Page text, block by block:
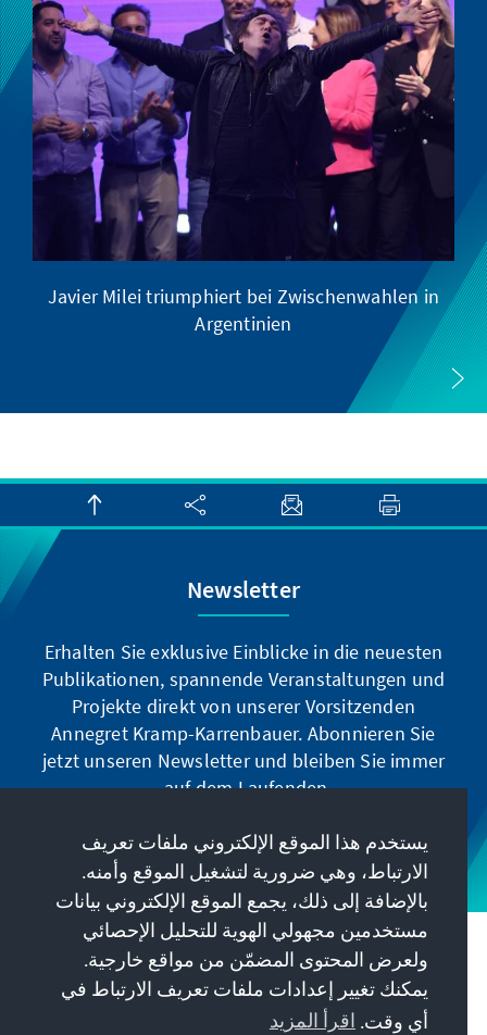
Javier Milei triumphiert bei Zwischenwahlen in
Argentinien
Newsletter
Erhalten Sie exklusive Einblicke in die neuesten
Publikationen, spannende Veranstaltungen und
Projekte direkt von unserer Vorsitzenden
Annegret Kramp-Karrenbauer. Abonnieren Sie
jetzt unseren Newsletter und bleiben Sie immer
auf dem Laufenden.
Jetzt abonnieren
مهمتنا
معلومات الاتصال
يستخدم هذا الموقع الإلكتروني ملفات تعريف
الارتباط، وهي ضرورية لتشغيل الموقع وأمنه.
بالإضافة إلى ذلك، يجمع الموقع الإلكتروني بيانات
مستخدمين مجهولي الهوية للتحليل الإحصائي
ولعرض المحتوى المضمّن من مواقع خارجية.
يمكنك تغيير إعدادات ملفات تعريف الارتباط في
أي وقت. اقرأ المزيد